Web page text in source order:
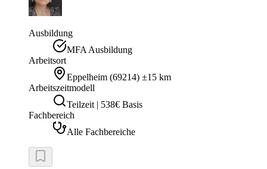
Ausbildung
MFA Ausbildung
Arbeitsort
Eppelheim (69214) ±15 km
Arbeitszeitmodell
Teilzeit | 538€ Basis
Fachbereich
Alle Fachbereiche